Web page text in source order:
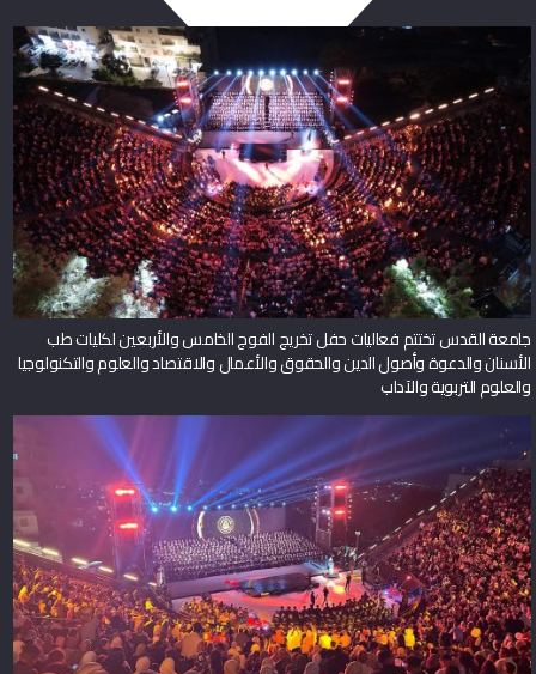
جامعة القدس تختتم فعاليات حفل تخريج الفوج الخامس والأربعين لكليات طب
الأسنان والدعوة وأصول الدين والحقوق والأعمال والاقتصاد والعلوم والتكنولوجيا
والعلوم التربوية والآداب